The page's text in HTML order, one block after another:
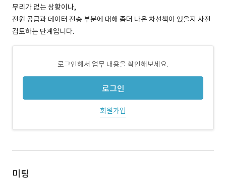
무리가 없는 상황이나,
전원 공급과 데이터 전송 부분에 대해 좀더 나은 차선책이 있을지 사전
검토하는 단계입니다.
로그인해서 업무 내용을 확인해보세요.
로그인
회원가입
미팅